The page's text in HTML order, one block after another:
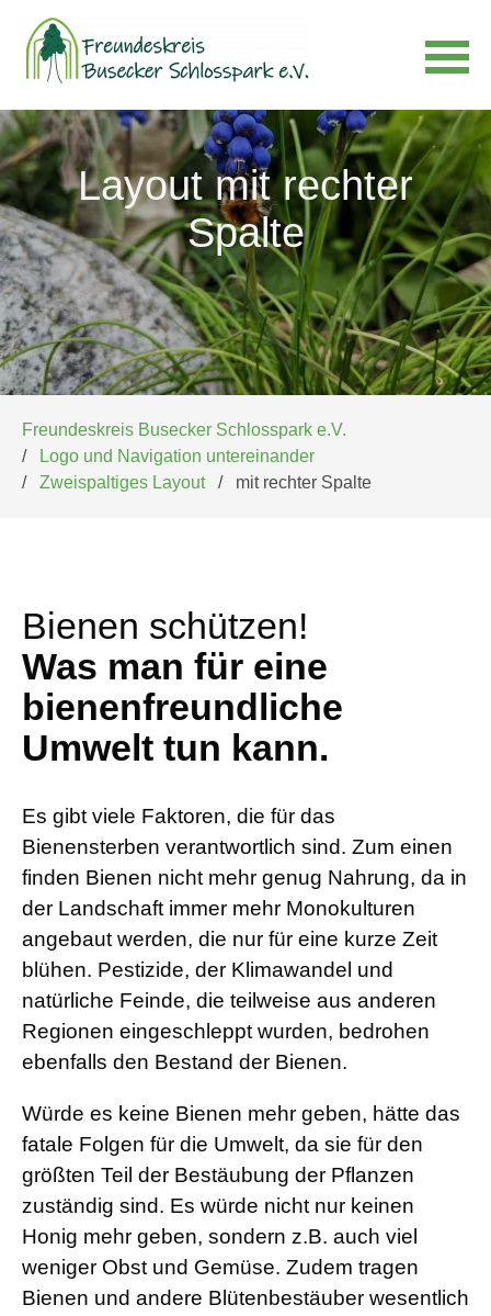
Navigation
überspringen
Layout mit rechter
Spalte
Freundeskreis Busecker Schlosspark e.V.
Logo und Navigation untereinander
Zweispaltiges Layout
mit rechter Spalte
Bienen schützen!
Was man für eine
bienenfreundliche
Umwelt tun kann.
Es gibt viele Faktoren, die für das
Bienensterben verantwortlich sind. Zum einen
finden Bienen nicht mehr genug Nahrung, da in
der Landschaft immer mehr Monokulturen
angebaut werden, die nur für eine kurze Zeit
blühen. Pestizide, der Klimawandel und
natürliche Feinde, die teilweise aus anderen
Regionen eingeschleppt wurden, bedrohen
ebenfalls den Bestand der Bienen.
Würde es keine Bienen mehr geben, hätte das
fatale Folgen für die Umwelt, da sie für den
größten Teil der Bestäubung der Pflanzen
zuständig sind. Es würde nicht nur keinen
Honig mehr geben, sondern z.B. auch viel
weniger Obst und Gemüse. Zudem tragen
Bienen und andere Blütenbestäuber wesentlich